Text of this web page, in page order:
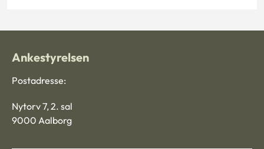
Ankestyrelsen
Postadresse:
Nytorv 7, 2. sal
9000 Aalborg